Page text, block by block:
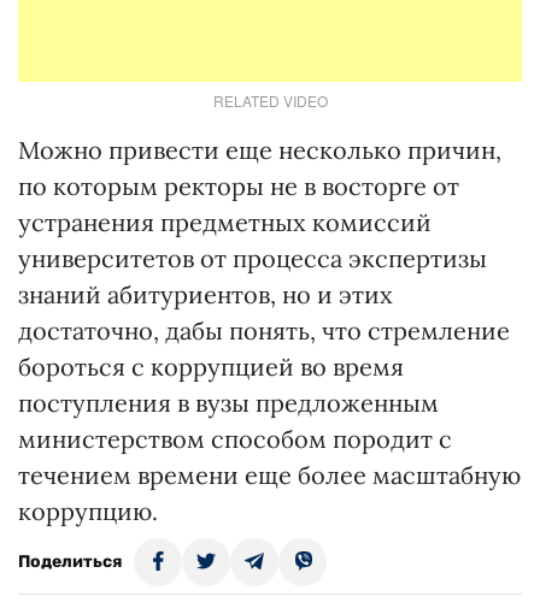
RELATED VIDEO
Можно привести еще несколько причин,
по которым ректоры не в восторге от
устранения предметных комиссий
университетов от процесса экспертизы
знаний абитуриентов, но и этих
достаточно, дабы понять, что стремление
бороться с коррупцией во время
поступления в вузы предложенным
министерством способом породит с
течением времени еще более масштабную
коррупцию.
Поделиться